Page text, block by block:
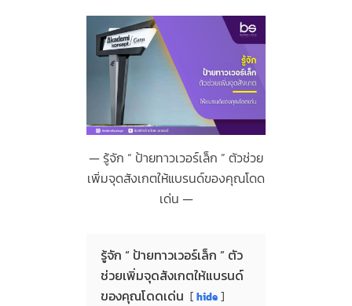
รู้จัก “ ป้ายทาวเวอร์เล็ก ” ตัวช่วย
เพิ่มจุดสังเกตให้แบรนด์ของคุณโดด
เด่น
รู้จัก “ ป้ายทาวเวอร์เล็ก ” ตัว
ช่วยเพิ่มจุดสังเกตให้แบรนด์
ของคุณโดดเด่น
hide